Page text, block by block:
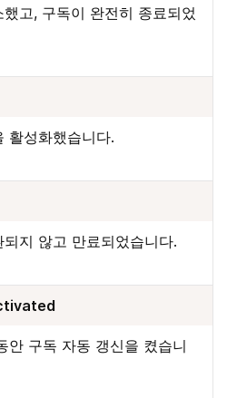
고, 구독이 완전히 종료되었
활성화했습니다.
지 않고 만료되었습니다.
안 구독 자동 갱신을 켰습니